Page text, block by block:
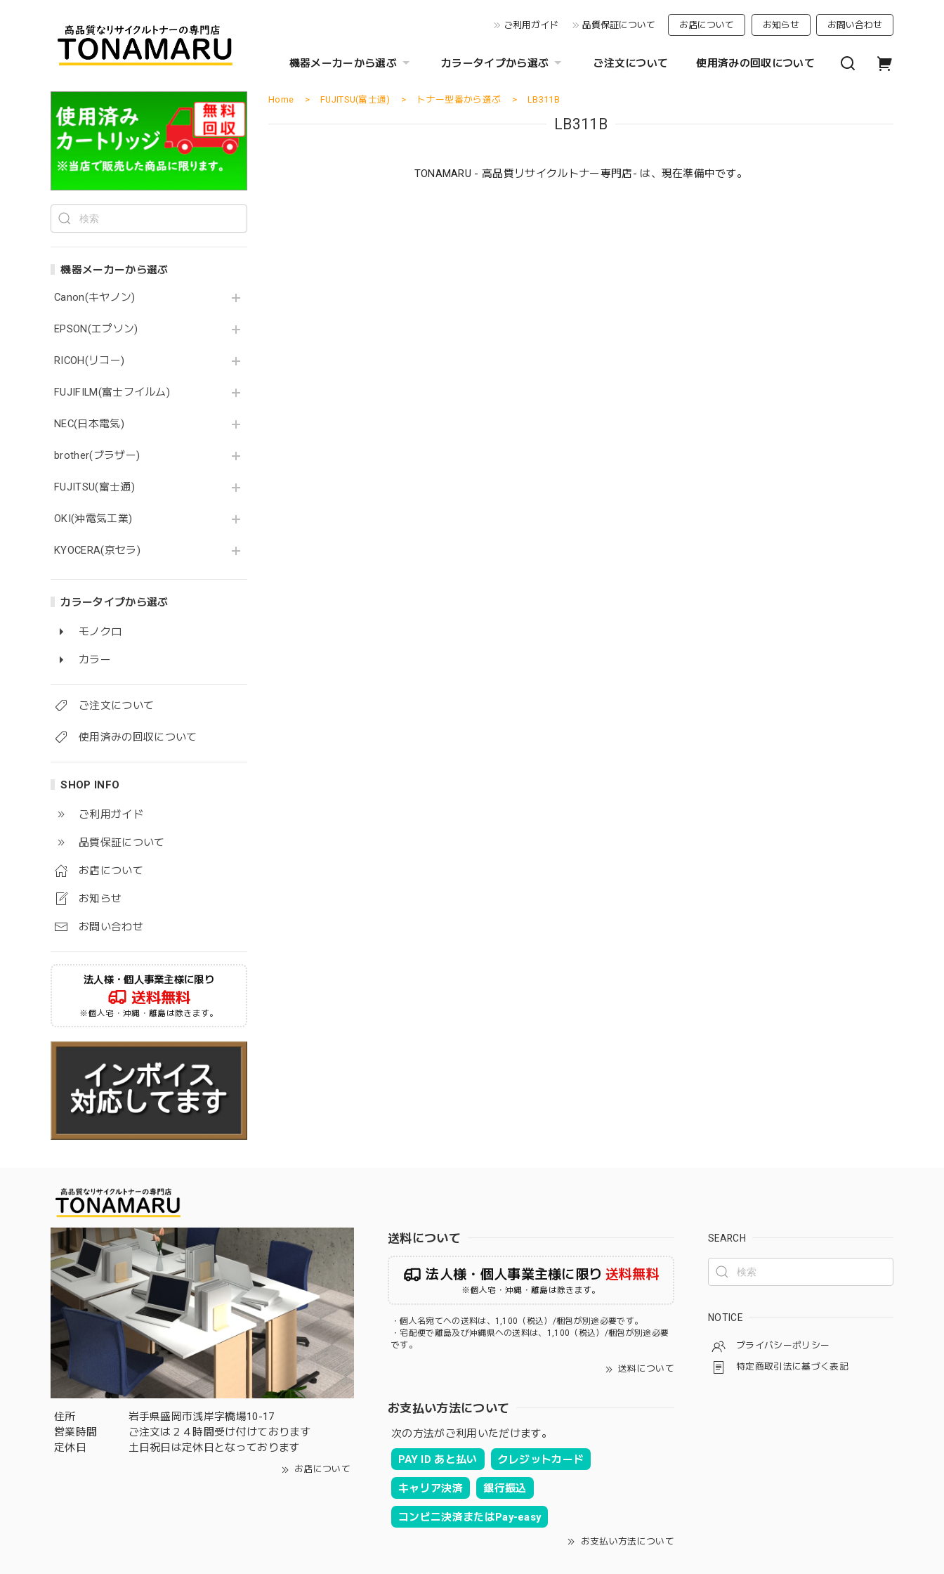
ご利用ガイド 品質保証について お店について お知らせ お問い合わせ
機器メーカーから選ぶ カラータイプから選ぶ ご注文について 使用済みの回収について
機器メーカーから選ぶ
Canon(キヤノン)
EPSON(エプソン)
RICOH(リコー)
FUJIFILM(富士フイルム)
NEC(日本電気)
brother(ブラザー)
FUJITSU(富士通)
OKI(沖電気工業)
KYOCERA(京セラ)
カラータイプから選ぶ
モノクロ
カラー
ご注文について
使用済みの回収について
SHOP INFO
ご利用ガイド
品質保証について
お店について
お知らせ
お問い合わせ
法人様・個人事業主様に限り
送料無料
※個人宅・沖縄・離島は除きます。
Home FUJITSU(富士通) トナー型番から選ぶ LB311B
LB311B
TONAMARU - 高品質リサイクルトナー専門店- は、現在準備中です。
住所
岩手県盛岡市浅岸字橋場10-17
営業時間
ご注文は２４時間受け付けております
定休日
土日祝日は定休日となっております
お店について
送料について
法人様・個人事業主様に限り 送料無料
※個人宅・沖縄・離島は除きます。
・個人名宛てへの送料は、1,100（税込）/梱包が別途必要です。
・宅配便で離島及び沖縄県への送料は、1,100（税込）/梱包が別途必要
です。
送料について
お支払い方法について
次の方法がご利用いただけます。
PAY ID あと払い クレジットカード
キャリア決済 銀行振込
コンビニ決済またはPay-easy
お支払い方法について
SEARCH
NOTICE
プライバシーポリシー
特定商取引法に基づく表記